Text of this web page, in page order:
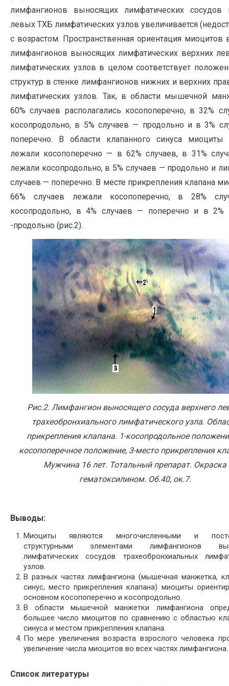
лимфангионов выносящих лимфатических сосудов
левых ТХБ лимфатических узлов увеличивается
с возрастом. Пространственная ориентация миоцитов
лимфангионов выносящих лимфатических верхних
лимфатических узлов в целом соответствует
структур в стенке лимфангионов нижних и верхних
лимфатических узлов. Так, в области мышечной
60% случаев располагались косопоперечно, в 32%
косопродольно, в 5% случаев — продольно и в 3%
поперечно. В области клапанного синуса
лежали косопоперечно — в 62% случаев, в 31%
лежали косопродольно, в 5% случаев — продольно и
случаев — поперечно. В месте прикрепления клапана
66% случаев лежали косопоперечно, в 28%
косопродольно, в 4% случаев — поперечно и в 2%
-продольно (рис.2).
Рис.2. Лимфангион выносящего сосуда верхнего
трахеобронхиального лимфатического узла.
прикрепления клапана. 1-косопродольное
косопоперечное положение, 3-место прикрепления
Мужчина 16 лет. Тотальный препарат. Окраска
гематоксилином. Об.40, ок.7.
Выводы:
Миоциты являются многочисленными и
структурными элементами лимфангионов
лимфатических сосудов трахеобронхиальных
узлов.
В разных частях лимфангиона (мышечная манжетка,
синус, место прикрепления клапана) миоциты
основном косопоперечно и косопродольно.
В области мышечной манжетки лимфангиона
большее число миоцитов по сравнению с областью
синуса и местом прикрепления клапана.
По мере увеличения возраста взрослого человека
увеличение числа миоцитов во всех частях лимфангиона.
Список литературы